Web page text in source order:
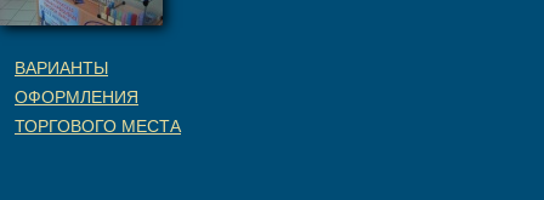
ВАРИАНТЫ
ОФОРМЛЕНИЯ
ТОРГОВОГО МЕСТА